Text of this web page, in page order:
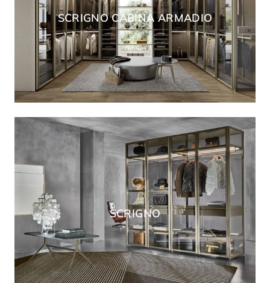
SCRIGNO CABINA ARMADIO
SCRIGNO